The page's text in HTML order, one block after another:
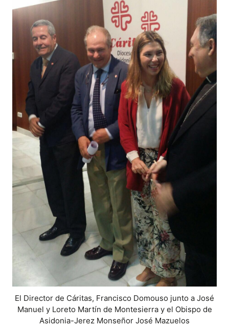
El Director de Cáritas, Francisco Domouso junto a José
Manuel y Loreto Martín de Montesierra y el Obispo de
Asidonia-Jerez Monseñor José Mazuelos